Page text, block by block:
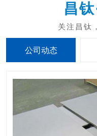
公司动态